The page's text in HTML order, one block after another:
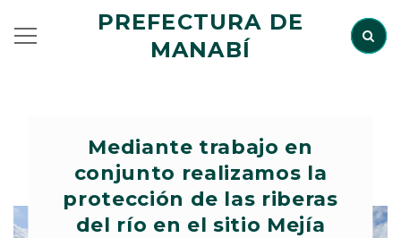
PREFECTURA DE
MANABÍ
Mediante trabajo en
conjunto realizamos la
protección de las riberas
del río en el sitio Mejía